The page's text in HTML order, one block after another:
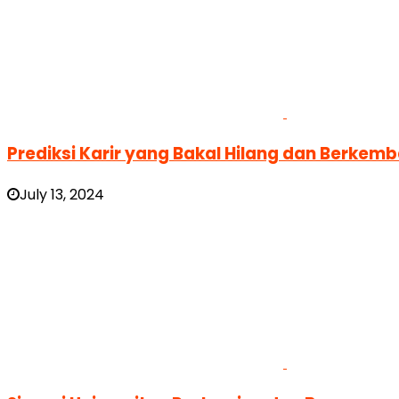
Prediksi Karir yang Bakal Hilang dan
July 13, 2024